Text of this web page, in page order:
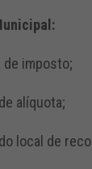
imposto;
alíquota;
local de